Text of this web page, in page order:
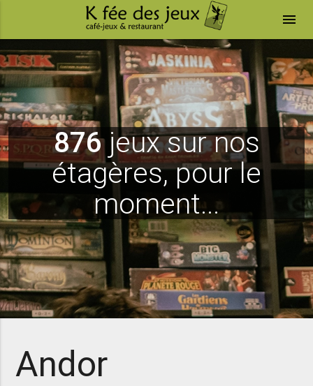
menu
876jeux sur nos
étagères, pour le
moment...
Andor